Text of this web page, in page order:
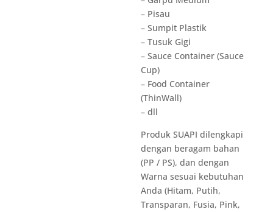
– Pisau
– Sumpit Plastik
– Tusuk Gigi
– Sauce Container (Sauce
Cup)
– Food Container
(ThinWall)
– dll
Produk SUAPI dilengkapi
dengan beragam bahan
(PP / PS), dan dengan
Warna sesuai kebutuhan
Anda (Hitam, Putih,
Transparan, Fusia, Pink,